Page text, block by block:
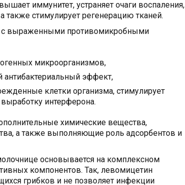
иммунитет, устраняет очаги воспаления,
также стимулирует регенерацию тканей.
с выраженными противомикробными
микроорганизмов,
эффект,
клетки организма, стимулирует
интерферона.
химические вещества,
а также выполняющие роль адсорбентов и
основывается на комплексном
компонентов. Так, левомицетин
грибков и не позволяет инфекции